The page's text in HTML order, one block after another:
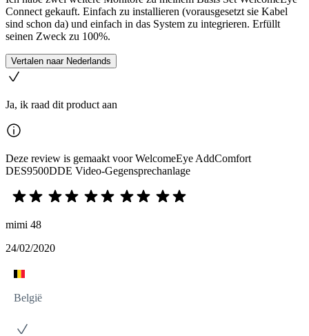
Connect gekauft. Einfach zu installieren (vorausgesetzt sie Kabel
sind schon da) und einfach in das System zu integrieren. Erfüllt
seinen Zweck zu 100%.
Vertalen naar Nederlands
Ja, ik raad dit product aan
Deze review is gemaakt voor WelcomeEye AddComfort
DES9500DDE Video-Gegensprechanlage
mimi 48
24/02/2020
België